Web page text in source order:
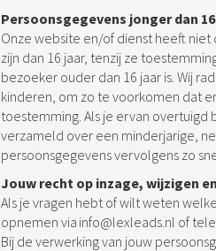
Persoonsgegevens jonger dan
Onze website en/of dienst heeft
zijn dan 16 jaar, tenzij ze
bezoeker ouder dan 16 jaar is. Wij
kinderen, om zo te voorkomen dat
toestemming. Als je ervan
verzameld over een minderjarige,
persoonsgegevens vervolgens zo
Jouw recht op inzage, wijzigen
Als je vragen hebt of wilt weten
opnemen via info@lexleads.nl of
Bij de verwerking van jouw